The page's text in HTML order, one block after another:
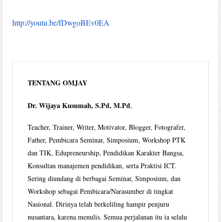
http://youtu.be/fDwgoBEv0EA
TENTANG OMJAY
Dr. Wijaya Kusumah, S.Pd, M.Pd,
Teacher, Trainer, Writer, Motivator, Blogger, Fotografer,
Father, Pembicara Seminar, Simposium, Workshop PTK
dan TIK, Edupreneurship, Pendidikan Karakter Bangsa,
Konsultan manajemen pendidikan, serta Praktisi ICT.
Sering diundang di berbagai Seminar, Simposium, dan
Workshop sebagai Pembicara/Narasumber di tingkat
Nasional. Dirinya telah berkeliling hampir penjuru
nusantara, karena menulis. Semua perjalanan itu ia selalu